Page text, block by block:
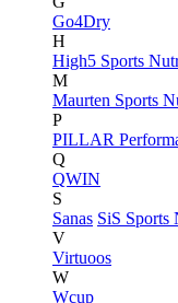
Go4Dry
H
High5 Sports
M
Maurten Sports
P
PILLAR
Q
QWIN
S
Sanas SiS Sports
V
Virtuoos
W
Wcup